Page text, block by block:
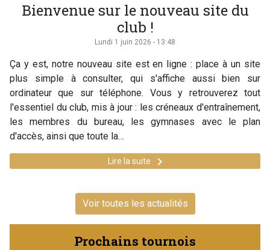
Bienvenue sur le nouveau site du
club !
Lundi 1 juin 2026 - 13:48
Ça y est, notre nouveau site est en ligne : place à un site
plus simple à consulter, qui s'affiche aussi bien sur
ordinateur que sur téléphone. Vous y retrouverez tout
l'essentiel du club, mis à jour : les créneaux d'entraînement,
les membres du bureau, les gymnases avec le plan
d'accès, ainsi que toute la…
Lire la suite keyboard_arrow_right
Voir toutes les actualités
Prochains tournois